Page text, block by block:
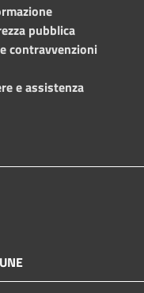
pubblica
contravvenzioni
e assistenza